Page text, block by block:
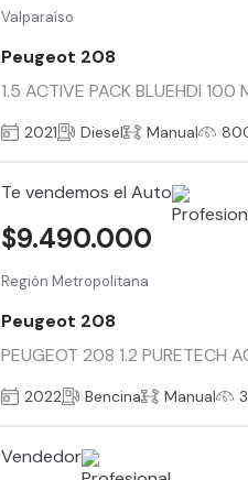
Valparaíso
Peugeot 208
1.5 ACTIVE PACK BLUEHDI
2021 Diesel Manual
Te vendemos el Auto
Región Metropolitana
Peugeot 208
PEUGEOT 208 1.2
$9.490.000
2022 Bencina Manual
Vendedor